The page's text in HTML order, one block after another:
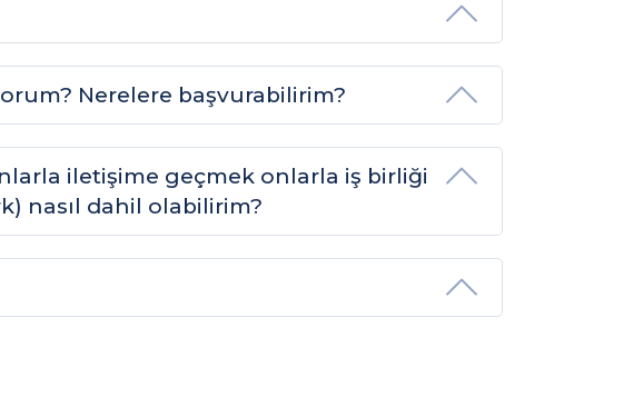
Nerelere başvurabilirim?
iletişime geçmek onlarla iş birliği
nasıl dahil olabilirim?